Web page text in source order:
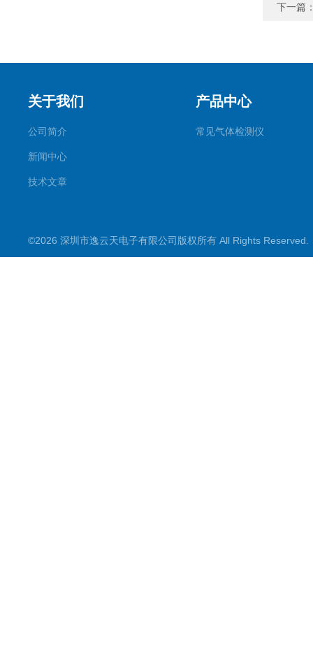
下一篇
关于我们
公司简介
新闻中心
技术文章
产品中心
常见气体检测仪
©2026 深圳市逸云天电子有限公司版权所有 All Rights